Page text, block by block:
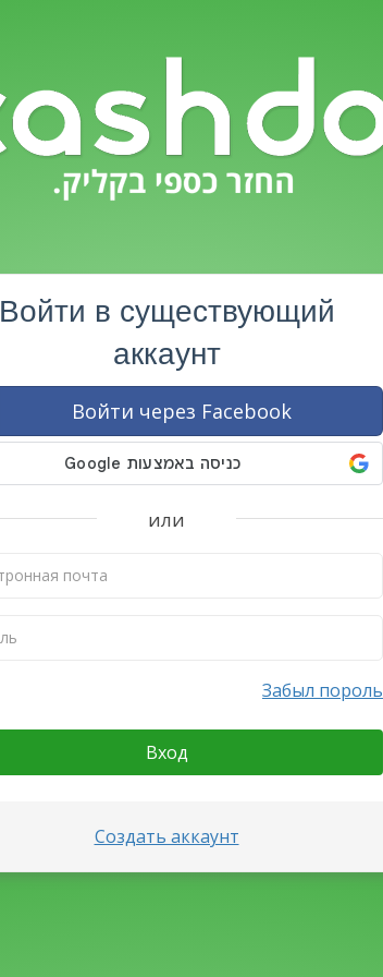
Войти в существующий
аккаунт
Войти через Facebook
или
Забыл пороль
Вход
Создать аккаунт